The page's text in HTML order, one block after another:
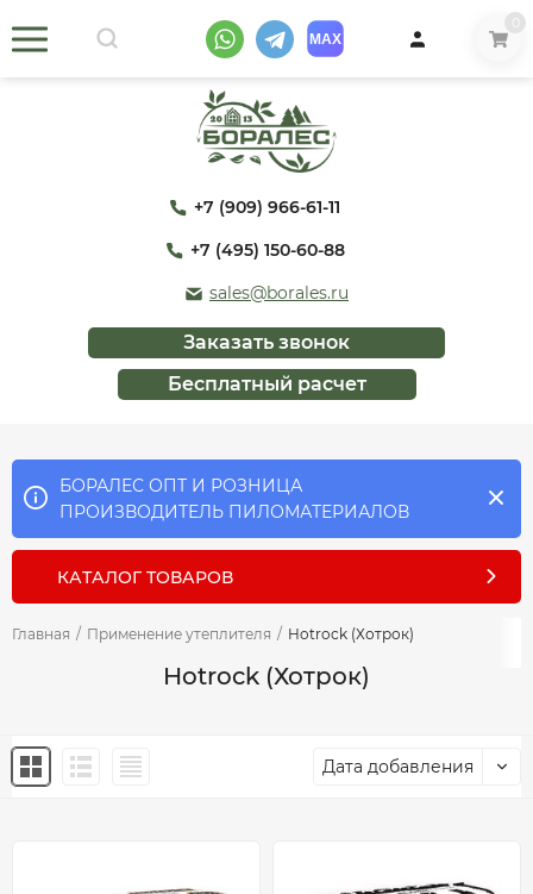
+7 (909) 966-61-11
+7 (495) 150-60-88
sales@borales.ru
Заказать звонок
Бесплатный расчет
БОРАЛЕС ОПТ И РОЗНИЦА
ПРОИЗВОДИТЕЛЬ ПИЛОМАТЕРИАЛОВ
КАТАЛОГ ТОВАРОВ
Главная / Применение утеплителя / Hotrock (Хотрок)
Hotrock (Хотрок)
Дата добавления